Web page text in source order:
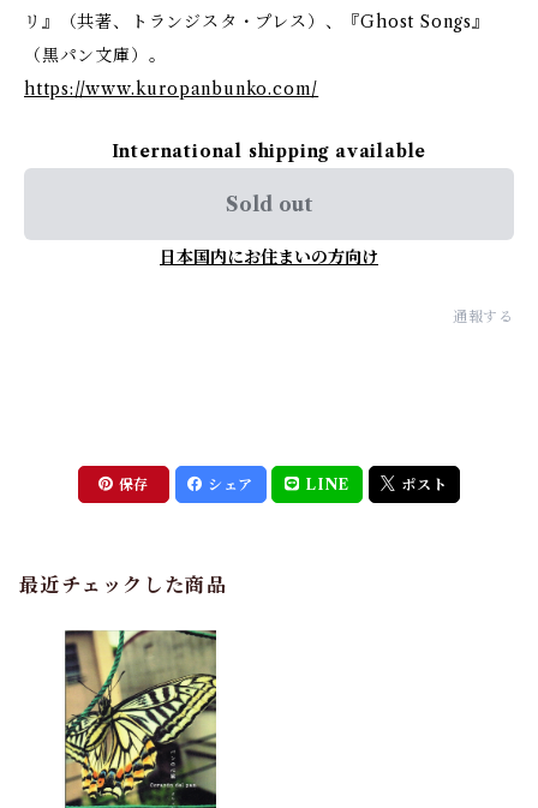
リ』（共著、トランジスタ・プレス）、『Ghost Songs』
（黒パン文庫）。
https://www.kuropanbunko.com/
International shipping available
Sold out
日本国内にお住まいの方向け
通報する
保存 シェア LINE ポスト
最近チェックした商品